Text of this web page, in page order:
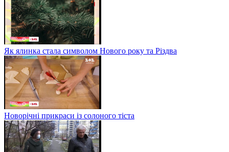
Як ялинка стала символом Нового року та Різдва
Новорічні прикраси із солоного тіста